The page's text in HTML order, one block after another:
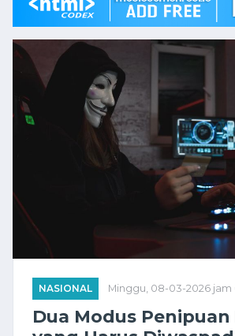
NASIONAL Minggu, 08-03-2026 jam
Dua Modus